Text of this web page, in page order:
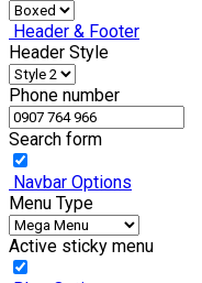
Header & Footer
Header Style
Phone number
Search form
Navbar Options
Menu Type
Active sticky menu